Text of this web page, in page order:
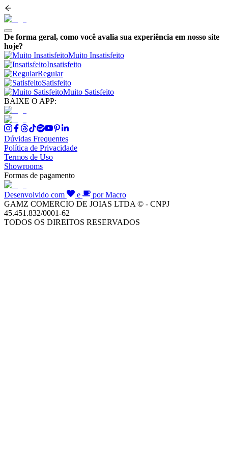
De forma geral, como você avalia sua experiência em nosso site
hoje?
Muito Insatisfeito
Insatisfeito
Regular
Satisfeito
Muito Satisfeito
BAIXE O APP:
Dúvidas Frequentes
Política de Privacidade
Termos de Uso
Showrooms
Formas de pagamento
Desenvolvido com e
por Macro
GAMZ COMERCIO DE JOIAS LTDA © - CNPJ
45.451.832/0001-62
TODOS OS DIREITOS RESERVADOS